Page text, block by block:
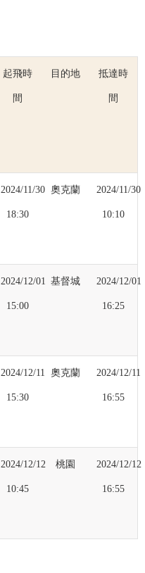
起飛時
間
目的地 抵達時
間
2024/11/30
18:30
奧克蘭 2024/11/30
10:10
2024/12/01
15:00
基督城 2024/12/01
16:25
2024/12/11
15:30
奧克蘭 2024/12/11
16:55
2024/12/12
10:45
桃園 2024/12/12
16:55